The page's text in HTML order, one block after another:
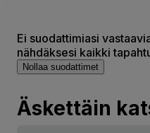
Ei suodattimiasi
nähdäksesi kaikki
Nollaa suodattimet
Äskettäin